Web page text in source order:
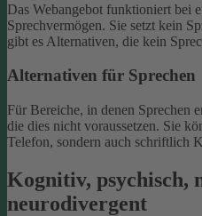
Das Webangebot funktioniert bei
Sprechvermögen. Sie setzt kein
gibt es Alternativen, die kein
Alternativen für Sprechen
Für Bereiche, in denen Sprechen
die dies nicht voraussetzen. Sie
Telefon, sondern auch schriftlich
Kognitiv, psychisch,
neurodivergent